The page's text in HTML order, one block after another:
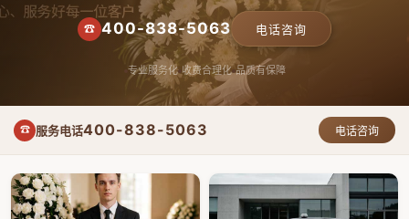
☎ 400-838-5063 电话咨询
专业服务化 收费合理化 品质有保障
☎ 服务电话400-838-5063 电话咨询